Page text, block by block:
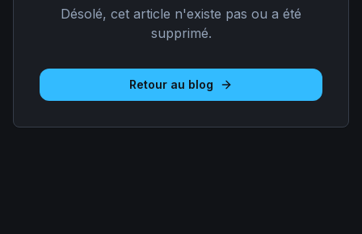
Désolé, cet article n'existe pas ou a été
supprimé.
Retour au blog